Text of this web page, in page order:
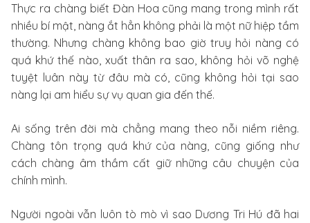
Thực ra chàng biết Đàn Hoa cũng mang trong mình rất
nhiều bí mật, nàng ắt hẳn không phải là một nữ hiệp tầm
thường. Nhưng chàng không bao giờ truy hỏi nàng có
quá khứ thế nào, xuất thân ra sao, không hỏi võ nghệ
tuyệt luân này từ đâu mà có, cũng không hỏi tại sao
nàng lại am hiểu sự vụ quan gia đến thế.
Ai sống trên đời mà chẳng mang theo nỗi niềm riêng.
Chàng tôn trọng quá khứ của nàng, cũng giống như
cách chàng âm thầm cất giữ những câu chuyện của
chính mình.
Người ngoài vẫn luôn tò mò vì sao Dương Tri Hú đã hai